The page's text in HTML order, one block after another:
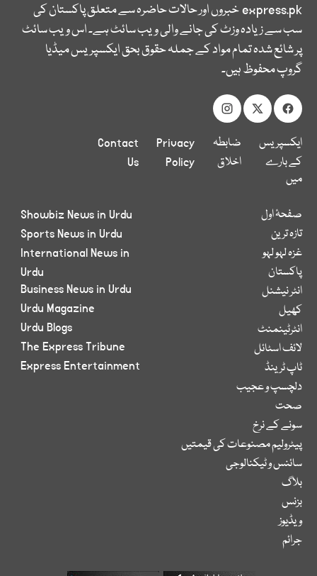
express.pkخبروں اور حالات حاضرہ سے متعلق پاکستان کی
سب سے زیادہ وزٹ کی جانے والی ویب سائٹ ہے۔ اس ویب سائٹ
پر شائع شدہ تمام مواد کے جملہ حقوق بحق ایکسپریس میڈیا
گروپ محفوظ ہیں۔
ایکسپریس
کے بارے
میں
ضابطہ
اخلاق
Privacy
Policy
Contact
Us
صفحۂ اول
تازہ ترین
غزہ لہو لہو
پاکستان
انٹر نیشنل
کھیل
انٹرٹینمنٹ
لائف اسٹائل
ٹاپ ٹرینڈ
دلچسپ و عجیب
صحت
سونے کے نرخ
پیٹرولیم مصنوعات کی قیمتیں
سائنس و ٹیکنالوجی
بلاگ
بزنس
ویڈیوز
جرائم
Showbiz News in Urdu
Sports News in Urdu
International News in
Urdu
Business News in Urdu
Urdu Magazine
Urdu Blogs
The Express Tribune
Express Entertainment